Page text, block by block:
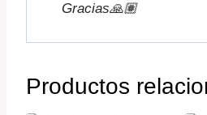
Gracias🙏🏽
Productos